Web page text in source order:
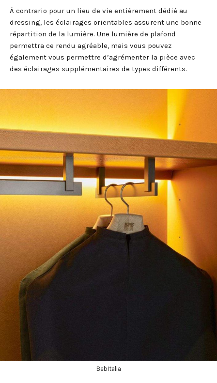
À contrario pour un lieu de vie entièrement dédié au
dressing, les éclairages orientables assurent une bonne
répartition de la lumière. Une lumière de plafond
permettra ce rendu agréable, mais vous pouvez
également vous permettre d’agrémenter la pièce avec
des éclairages supplémentaires de types différents.
BebItalia